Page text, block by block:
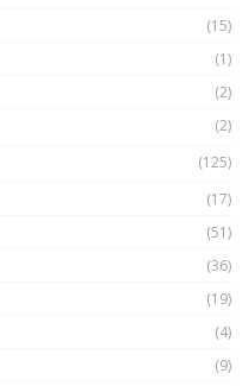
(15)
(1)
(2)
(2)
(125)
(17)
(51)
(36)
(19)
(4)
(9)